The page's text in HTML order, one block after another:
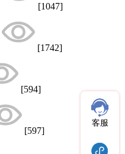
[1047]
[1742]
[594]
[597]
客服